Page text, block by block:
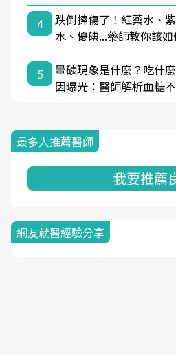
4
跌倒擦傷了！紅藥水、
水、優碘...藥師教你該
5
暈碳現象是什麼？吃什
因曝光：醫師解析血糖
最多人推薦醫師
我要推薦
網友就醫經驗分享